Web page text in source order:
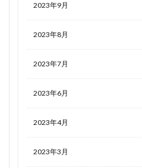
2023年9月
2023年8月
2023年7月
2023年6月
2023年4月
2023年3月